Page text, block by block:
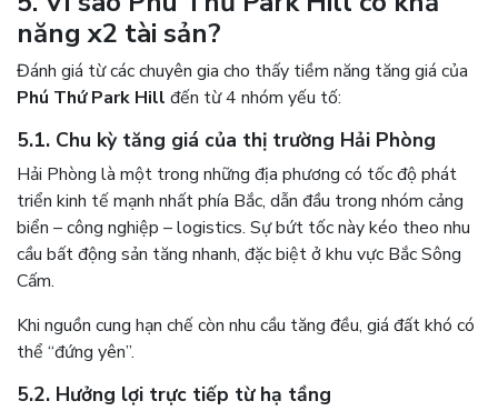
năng x2 tài sản?
Đánh giá từ các chuyên gia cho thấy tiềm năng tăng giá của
Phú Thứ Park Hill đến từ 4 nhóm yếu tố:
5.1. Chu kỳ tăng giá của thị trường Hải Phòng
Hải Phòng là một trong những địa phương có tốc độ phát
triển kinh tế mạnh nhất phía Bắc, dẫn đầu trong nhóm cảng
biển – công nghiệp – logistics. Sự bứt tốc này kéo theo nhu
cầu bất động sản tăng nhanh, đặc biệt ở khu vực Bắc Sông
Cấm.
Khi nguồn cung hạn chế còn nhu cầu tăng đều, giá đất khó có
thể “đứng yên”.
5.2. Hưởng lợi trực tiếp từ hạ tầng